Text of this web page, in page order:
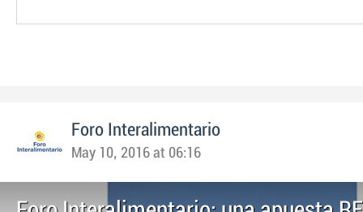
Foro Interalimentario
May 10, 2016 at 06:16